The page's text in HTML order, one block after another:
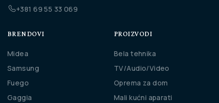
+381 69 55 33 069
BRENDOVI
Midea
Samsung
Fuego
Gaggia
PROIZVODI
Bela tehnika
TV/Audio/Video
Oprema za dom
Mali kućni aparati